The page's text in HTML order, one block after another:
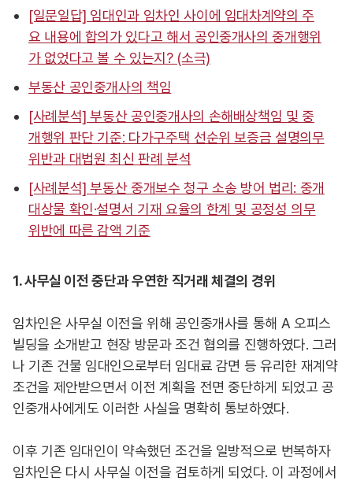
[일문일답] 임대인과 임차인 사이에 임대차계약의 주
요 내용에 합의가 있다고 해서 공인중개사의 중개행위
가 없었다고 볼 수 있는지? (소극)
부동산 공인중개사의 책임
[사례분석] 부동산 공인중개사의 손해배상책임 및 중
개행위 판단 기준: 다가구주택 선순위 보증금 설명의무
위반과 대법원 최신 판례 분석
[사례분석] 부동산 중개보수 청구 소송 방어 법리: 중개
대상물 확인·설명서 기재 요율의 한계 및 공정성 의무
위반에 따른 감액 기준
1. 사무실 이전 중단과 우연한 직거래 체결의 경위
임차인은 사무실 이전을 위해 공인중개사를 통해 A 오피스
빌딩을 소개받고 현장 방문과 조건 협의를 진행하였다. 그러
나 기존 건물 임대인으로부터 임대료 감면 등 유리한 재계약
조건을 제안받으면서 이전 계획을 전면 중단하게 되었고 공
인중개사에게도 이러한 사실을 명확히 통보하였다.
이후 기존 임대인이 약속했던 조건을 일방적으로 번복하자
임차인은 다시 사무실 이전을 검토하게 되었다. 이 과정에서